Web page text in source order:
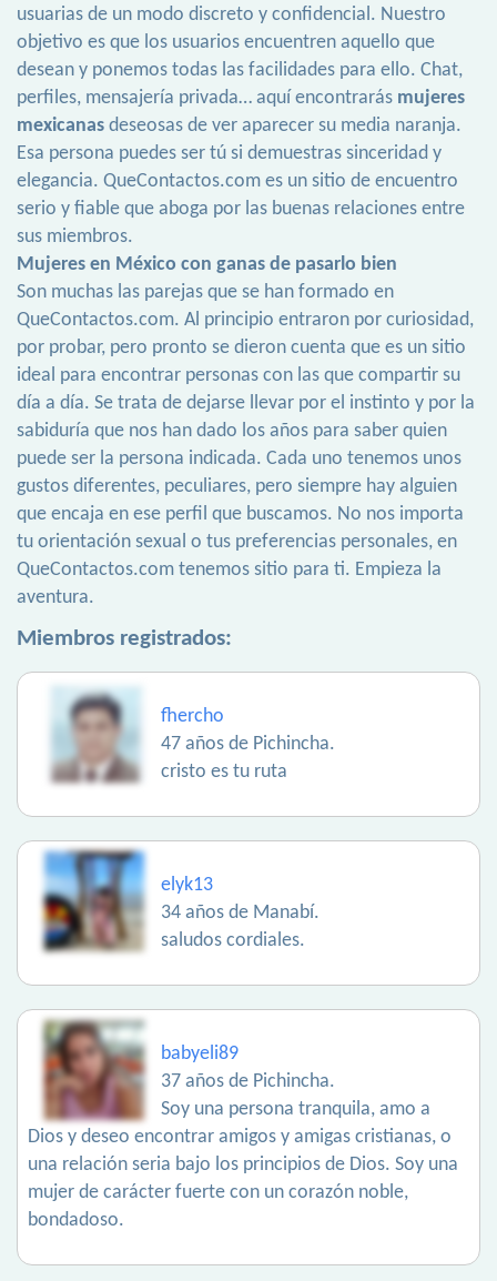
usuarias de un modo discreto y confidencial. Nuestro
objetivo es que los usuarios encuentren aquello que
desean y ponemos todas las facilidades para ello. Chat,
perfiles, mensajería privada… aquí encontrarás mujeres
mexicanas deseosas de ver aparecer su media naranja.
Esa persona puedes ser tú si demuestras sinceridad y
elegancia. QueContactos.com es un sitio de encuentro
serio y fiable que aboga por las buenas relaciones entre
sus miembros.
Mujeres en México con ganas de pasarlo bien
Son muchas las parejas que se han formado en
QueContactos.com. Al principio entraron por curiosidad,
por probar, pero pronto se dieron cuenta que es un sitio
ideal para encontrar personas con las que compartir su
día a día. Se trata de dejarse llevar por el instinto y por la
sabiduría que nos han dado los años para saber quien
puede ser la persona indicada. Cada uno tenemos unos
gustos diferentes, peculiares, pero siempre hay alguien
que encaja en ese perfil que buscamos. No nos importa
tu orientación sexual o tus preferencias personales, en
QueContactos.com tenemos sitio para ti. Empieza la
aventura.
Miembros registrados:
fhercho
47 años de Pichincha.
cristo es tu ruta
elyk13
34 años de Manabí.
saludos cordiales.
babyeli89
37 años de Pichincha.
Soy una persona tranquila, amo a
Dios y deseo encontrar amigos y amigas cristianas, o
una relación seria bajo los principios de Dios. Soy una
mujer de carácter fuerte con un corazón noble,
bondadoso.